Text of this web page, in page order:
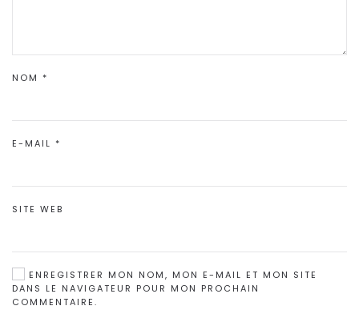
NOM *
E-MAIL *
SITE WEB
ENREGISTRER MON NOM, MON E-MAIL ET MON SITE
DANS LE NAVIGATEUR POUR MON PROCHAIN
COMMENTAIRE.